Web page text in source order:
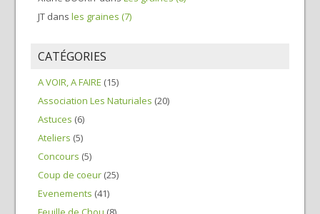
JTdans les graines (7)
CATÉGORIES
A VOIR, A FAIRE (15)
Association Les Naturiales (20)
Astuces (6)
Ateliers (5)
Concours (5)
Coup de coeur(25)
Evenements (41)